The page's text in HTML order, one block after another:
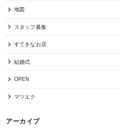
地図
スタッフ募集
すてきなお店
結婚式
OPEN
マツエク
アーカイブ